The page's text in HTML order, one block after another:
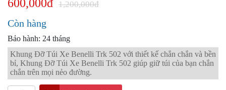
ĐỒ
PG1
PHỤ
KIỆN
YAMAHA
PG-
600,000đ 1,200,000đ
Còn hàng
Bảo hành: 24 tháng
Khung Đỡ Túi Xe Benelli Trk 502 với thiết kế chắn chắn và bền
bỉ, Khung Đỡ Túi Xe Benelli Trk 502 giúp giữ túi của bạn chắn
chắn trên mọi nẻo đường.